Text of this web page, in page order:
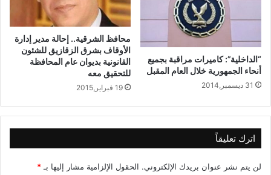
“الداخلية”: كاميرات مراقبة بجميع
أنحاء الجمهورية خلال العام المقبل
31 ديسمبر,2014
محافظ الشرقية.. إحالة مدير إدارة
الأوقاف بشرق الزقازيق للشئون
القانونية بديوان عام المحافظة
للتحقيق معه
19 فبراير,2015
اترك تعليقاً
لن يتم نشر عنوان بريدك الإلكتروني. الحقول الإلزامية مشار إليها بـ *